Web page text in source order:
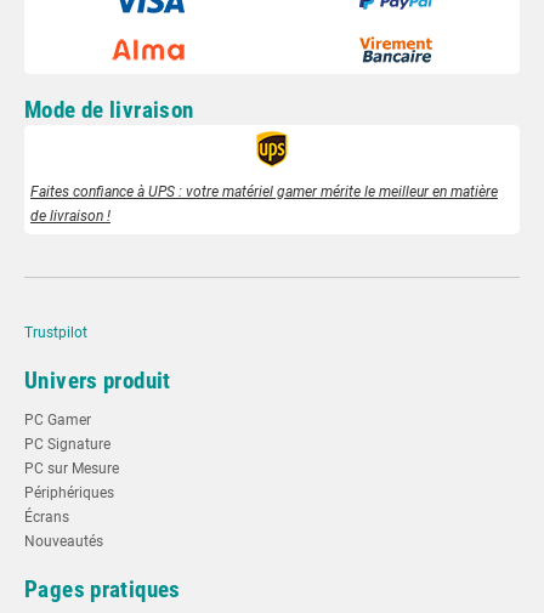
Mode de livraison
Faites confiance à UPS : votre matériel gamer mérite le meilleur en matière
de livraison !
Trustpilot
Univers produit
PC Gamer
PC Signature
PC sur Mesure
Périphériques
Écrans
Nouveautés
Pages pratiques